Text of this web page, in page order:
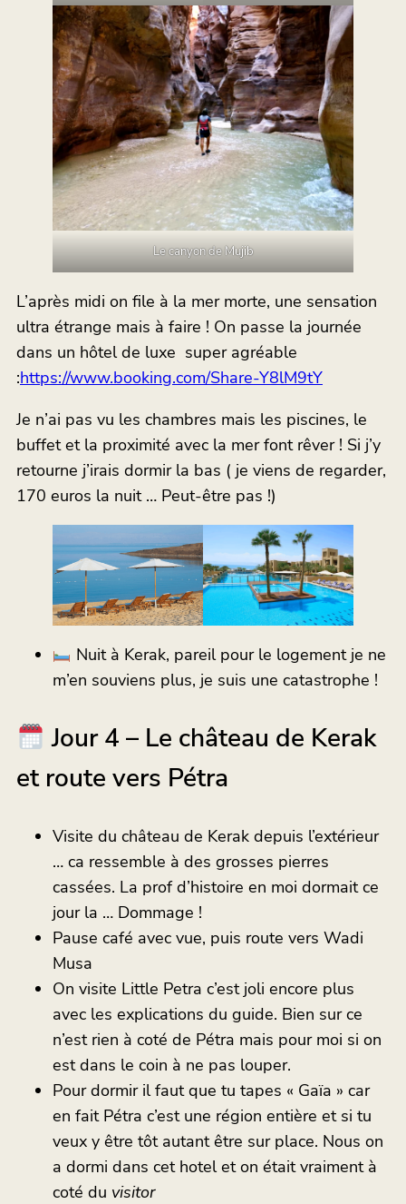
Le canyon de Mujib
L’après midi on file à la mer morte, une sensation
ultra étrange mais à faire ! On passe la journée
dans un hôtel de luxe super agréable
:https://www.booking.com/Share-Y8lM9tY
Je n’ai pas vu les chambres mais les piscines, le
buffet et la proximité avec la mer font rêver ! Si j’y
retourne j’irais dormir la bas ( je viens de regarder,
170 euros la nuit … Peut-être pas !)
Nuit à Kerak, pareil pour le logement je ne
m’en souviens plus, je suis une catastrophe !
Jour 4 – Le château de Kerak
et route vers Pétra
Visite du château de Kerak depuis l’extérieur
… ca ressemble à des grosses pierres
cassées. La prof d’histoire en moi dormait ce
jour la … Dommage !
Pause café avec vue, puis route vers Wadi
Musa
On visite Little Petra c’est joli encore plus
avec les explications du guide. Bien sur ce
n’est rien à coté de Pétra mais pour moi si on
est dans le coin à ne pas louper.
Pour dormir il faut que tu tapes « Gaïa » car
en fait Pétra c’est une région entière et si tu
veux y être tôt autant être sur place. Nous on
a dormi dans cet hotel et on était vraiment à
coté du visitor